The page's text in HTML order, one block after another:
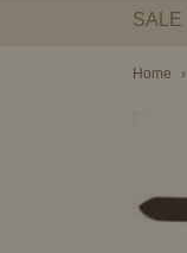
SALE
Home ›